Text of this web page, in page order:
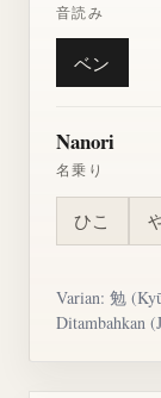
音読み
ベン
Nanori
名乗り
ひこ
Varian: 勉
Ditambahkan